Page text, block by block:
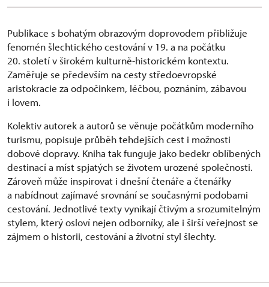
Publikace s bohatým obrazovým doprovodem přibližuje
fenomén šlechtického cestování v 19. a na počátku
20. století v širokém kulturně-historickém kontextu.
Zaměřuje se především na cesty středoevropské
aristokracie za odpočinkem, léčbou, poznáním, zábavou
i lovem.
Kolektiv autorek a autorů se věnuje počátkům moderního
turismu, popisuje průběh tehdejších cest i možnosti
dobové dopravy. Kniha tak funguje jako bedekr oblíbených
destinací a míst spjatých se životem urozené společnosti.
Zároveň může inspirovat i dnešní čtenáře a čtenářky
a nabídnout zajímavé srovnání se současnými podobami
cestování. Jednotlivé texty vynikají čtivým a srozumitelným
stylem, který osloví nejen odborníky, ale i širší veřejnost se
zájmem o historii, cestování a životní styl šlechty.